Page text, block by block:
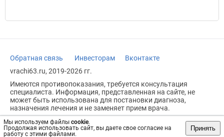
Мы используем файлы cookie.
Продолжая использовать сайт, вы даете свое согласие на
работу с этими файлами.
Принять
Обратная связь Инвесторам
Вконтакте
vrachi63.ru, 2019-2026 гг.
Имеются противопоказания, требуется консультация
специалиста. Информация, представленная на сайте, не
может быть использована для постановки диагноза,
назначения лечения и не заменяет прием врача.
Возрастное ограничение: 18+